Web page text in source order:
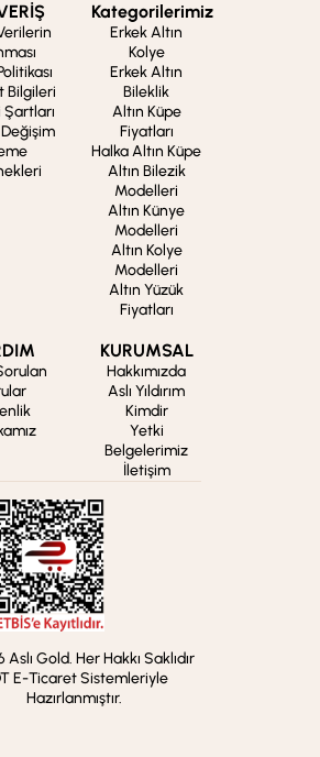
Bilgileri
Kategorilerimiz
Erkek Altın
Kolye
Erkek Altın
Bileklik
Altın Küpe
Fiyatları
Halka Altın Küpe
Altın Bilezik
Modelleri
Altın Künye
Modelleri
Altın Kolye
Modelleri
Altın Yüzük
Fiyatları
KURUMSAL
Hakkımızda
Aslı Yıldırım
Kimdir
Yetki
Belgelerimiz
İletişim
Gold. Her Hakkı Saklıdır
E-Ticaret Sistemleriyle
Hazırlanmıştır.